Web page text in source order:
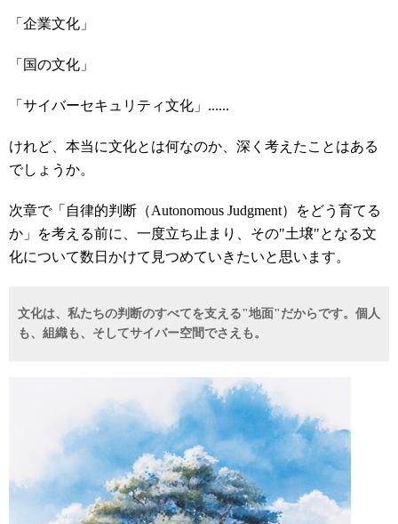
「企業文化」
「国の文化」
「サイバーセキュリティ文化」......
けれど、本当に文化とは何なのか、深く考えたことはある
でしょうか。
次章で「自律的判断（Autonomous Judgment）をどう育てる
か」を考える前に、一度立ち止まり、その"土壌"となる文
化について数日かけて見つめていきたいと思います。
文化は、私たちの判断のすべてを支える"地面" だからです。個人
も、組織も、そしてサイバー空間でさえも。